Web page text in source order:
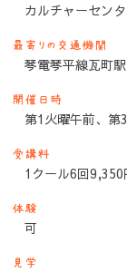
カルチャーセン
最寄りの交通機関
琴電琴平線瓦町駅
開催日時
第1火曜午前、第
受講料
1クール6回
体験
可
見学